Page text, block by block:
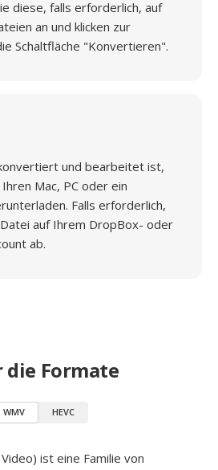
diese, falls erforderlich, auf
an und klicken zur
Schaltfläche "Konvertieren".
und bearbeitet ist,
Mac, PC oder ein
Falls erforderlich,
auf Ihrem DropBox- oder
ab.
die Formate
WMV HEVC
ist eine Familie von